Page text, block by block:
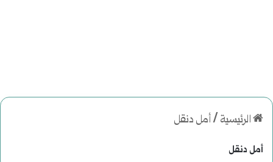
الرئيسية /أمل دنقل
أمل دنقل